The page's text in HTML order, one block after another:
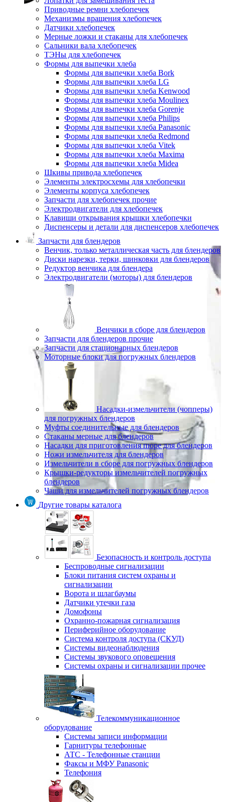
Приводные ремни хлебопечек
Механизмы вращения хлебопечек
Датчики хлебопечек
Мерные ложки и стаканы для хлебопечек
Сальники вала хлебопечек
ТЭНы для хлебопечек
Формы для выпечки хлеба
Формы для выпечки хлеба Bork
Формы для выпечки хлеба LG
Формы для выпечки хлеба Kenwood
Формы для выпечки хлеба Moulinex
Формы для выпечки хлеба Gorenje
Формы для выпечки хлеба Philips
Формы для выпечки хлеба Panasonic
Формы для выпечки хлеба Redmond
Формы для выпечки хлеба Vitek
Формы для выпечки хлеба Maxima
Формы для выпечки хлеба Midea
Шкивы привода хлебопечек
Элементы электросхемы для хлебопечки
Элементы корпуса хлебопечек
Запчасти для хлебопечек прочие
Электродвигатели для хлебопечек
Клавиши открывания крышки хлебопечки
Диспенсеры и детали для диспенсеров хлебопечек
Запчасти для блендеров
Венчик, только металлическая часть для блендеров
Диски нарезки, терки, шинковки для блендеров
Редуктор венчика для блендера
Электродвигатели (моторы) для блендеров
Венчики в сборе для блендеров
Запчасти для блендеров прочие
Запчасти для стационарных блендеров
Моторные блоки для погружных блендеров
Насадки-измельчители (чопперы)
для погружных блендеров
Муфты соединительные для блендеров
Стаканы мерные для блендеров
Насадки для приготовления пюре для блендеров
Ножи измельчителя для блендеров
Измельчители в сборе для погружных блендеров
Крышки-редукторы измельчителей погружных
блендеров
Чаши для измельчителей погружных блендеров
Другие товары каталога
Безопасность и контроль доступа
Беспроводные сигнализации
Блоки питания систем охраны и
сигнализации
Ворота и шлагбаумы
Датчики утечки газа
Домофоны
Охранно-пожарная сигнализация
Периферийное оборудование
Система контроля доступа (СКУД)
Системы видеонаблюдения
Системы звукового оповещения
Системы охраны и сигнализации прочее
Телекоммуникационное
оборудование
Системы записи информации
Гарнитуры телефонные
АТС - Телефонные станции
Факсы и МФУ Panasonic
Телефония